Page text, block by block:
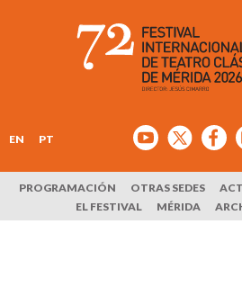
EN PT
PROGRAMACIÓN OTRAS SEDES
EL FESTIVAL
MÉRIDA